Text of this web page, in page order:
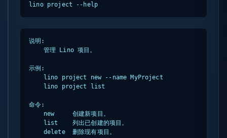
lino project --help
说明:
    管理 Lino 项目。
示例:
    lino project new --name MyProject
    lino project list
命令:
    new     创建新项目。
    list    列出已创建的项目。
    delete  删除现有项目。